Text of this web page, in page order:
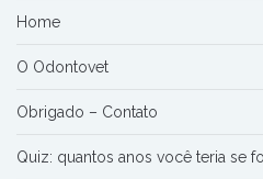
Home
O Odontovet
Obrigado – Contato
Quiz: quantos anos você teria se